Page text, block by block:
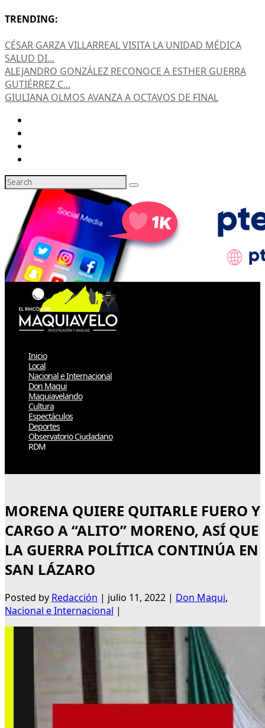
TRENDING:
CÉSAR GARZA VILLARREAL VISITA LA UNIDAD MÉDICA
SALUD DI...
ALEJANDRO GONZÁLEZ RECONOCE A ESTHER GUERRA
GUTIÉRREZ C...
GIULIANA OLMOS AVANZA A OCTAVOS DE FINAL
Inicio
Local
Nacional e Internacional
Don Maqui
Maquiavelando
Cultura
Espectáculos
Deportes
Observatorio Ciudadano
RDM
MORENA QUIERE QUITARLE FUERO Y
CARGO A “ALITO” MORENO, ASÍ QUE
LA GUERRA POLÍTICA CONTINÚA EN
SAN LÁZARO
Posted by Redacción | julio 11, 2022 | Don Maqui,
Nacional e Internacional |